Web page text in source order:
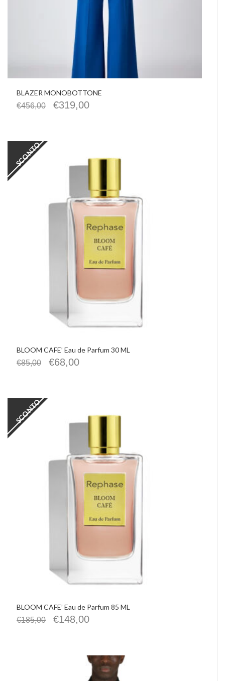
BLAZER MONOBOTTONE
€456,00 €319,00
SCONTO
BLOOM CAFE’ Eau de Parfum 30 ML
€85,00 €68,00
SCONTO
BLOOM CAFE’ Eau de Parfum 85 ML
€185,00 €148,00